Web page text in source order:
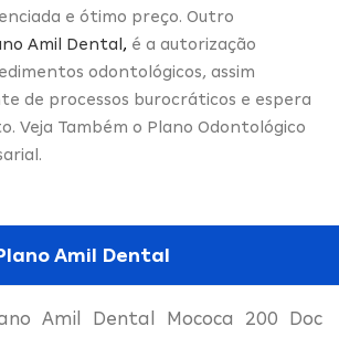
e ótimo preço. Outro
Amil Dental , é a autorização
odontológicos, assim
de processos burocráticos e espera
Veja Também o Plano Odontológico
Amil Dental
Amil Dental Mococa 200 Doc